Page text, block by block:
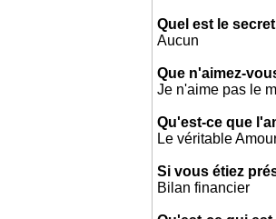
Quel est le
Aucun
Que n'aimez-
Je n'aime pas le
Qu'est-ce que
Le véritable
Si vous étiez
Bilan financier